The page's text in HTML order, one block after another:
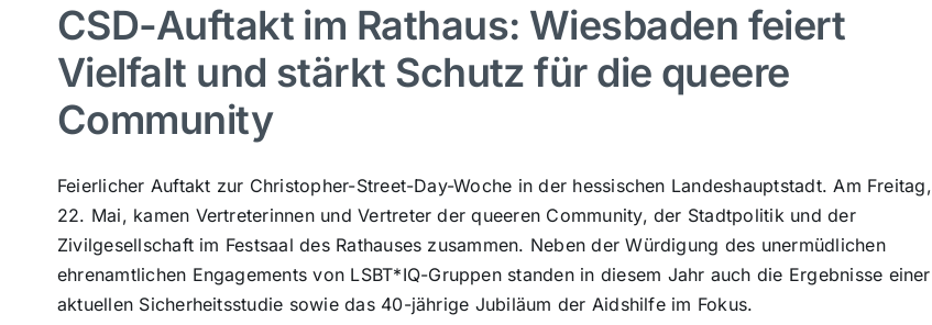
CSD-Auftakt im Rathaus: Wiesbaden feiert
Vielfalt und stärkt Schutz für die queere
Community
Feierlicher Auftakt zur Christopher-Street-Day-Woche in der hessischen Landeshauptstadt. Am Freitag,
22. Mai, kamen Vertreterinnen und Vertreter der queeren Community, der Stadtpolitik und der
Zivilgesellschaft im Festsaal des Rathauses zusammen. Neben der Würdigung des unermüdlichen
ehrenamtlichen Engagements von LSBT*IQ-Gruppen standen in diesem Jahr auch die Ergebnisse einer
aktuellen Sicherheitsstudie sowie das 40-jährige Jubiläum der Aidshilfe im Fokus.